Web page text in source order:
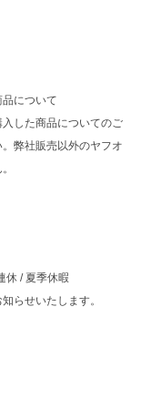
について
した商品についてのご
弊社販売以外のヤフオ
休 / 夏季休暇
らせいたします。